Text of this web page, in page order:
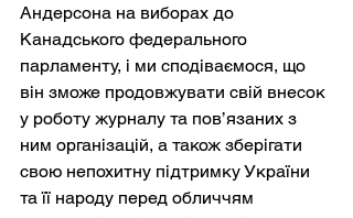
Андерсона на виборах до
Канадського федерального
парламенту, і ми сподіваємося, що
він зможе продовжувати свій внесок
у роботу журналу та пов’язаних з
ним організацій, а також зберігати
свою непохитну підтримку України
та її народу перед обличчям